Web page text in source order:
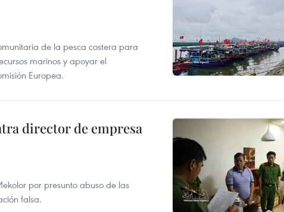
de la pesca costera para
marinos y apoyar el
Europea.
director de empresa
por presunto abuso de las
falsa.